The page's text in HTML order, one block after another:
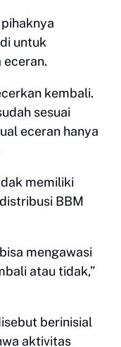
untuk
kembali.
sesuai
eceran hanya
memiliki
BBM
mengawasi
atau tidak,”
berinisial
aktivitas